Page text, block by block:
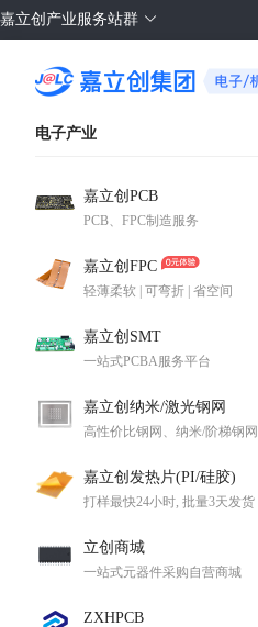
嘉立创产业服务站群
电子产业
嘉立创PCB
PCB、FPC制造服务
嘉立创FPC
轻薄柔软 | 可弯折 | 省空间
嘉立创SMT
一站式PCBA服务平台
嘉立创纳米/激光钢网
高性价比钢网、纳米/阶梯钢网
嘉立创发热片(PI/硅胶)
打样最快24小时, 批量3天发货
立创商城
一站式元器件采购自营商城
ZXHPCB